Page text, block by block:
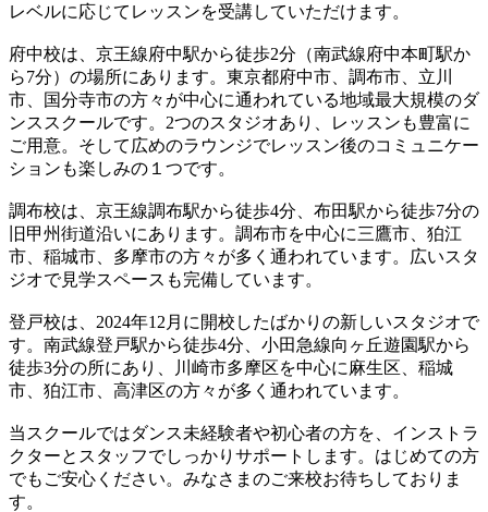
レベルに応じてレッスンを受講していただけます。
府中校は、京王線府中駅から徒歩2分（南武線府中本町駅か
ら7分）の場所にあります。東京都府中市、調布市、立川
市、国分寺市の方々が中心に通われている地域最大規模のダ
ンススクールです。2つのスタジオあり、レッスンも豊富に
ご用意。そして広めのラウンジでレッスン後のコミュニケー
ションも楽しみの１つです。
調布校は、京王線調布駅から徒歩4分、布田駅から徒歩7分の
旧甲州街道沿いにあります。調布市を中心に三鷹市、狛江
市、稲城市、多摩市の方々が多く通われています。広いスタ
ジオで見学スペースも完備しています。
登戸校は、2024年12月に開校したばかりの新しいスタジオで
す。南武線登戸駅から徒歩4分、小田急線向ヶ丘遊園駅から
徒歩3分の所にあり、川崎市多摩区を中心に麻生区、稲城
市、狛江市、高津区の方々が多く通われています。
当スクールではダンス未経験者や初心者の方を、インストラ
クターとスタッフでしっかりサポートします。はじめての方
でもご安心ください。みなさまのご来校お待ちしておりま
す。